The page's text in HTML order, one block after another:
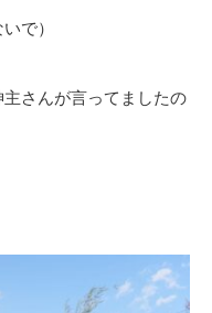
で）
さんが言ってましたの